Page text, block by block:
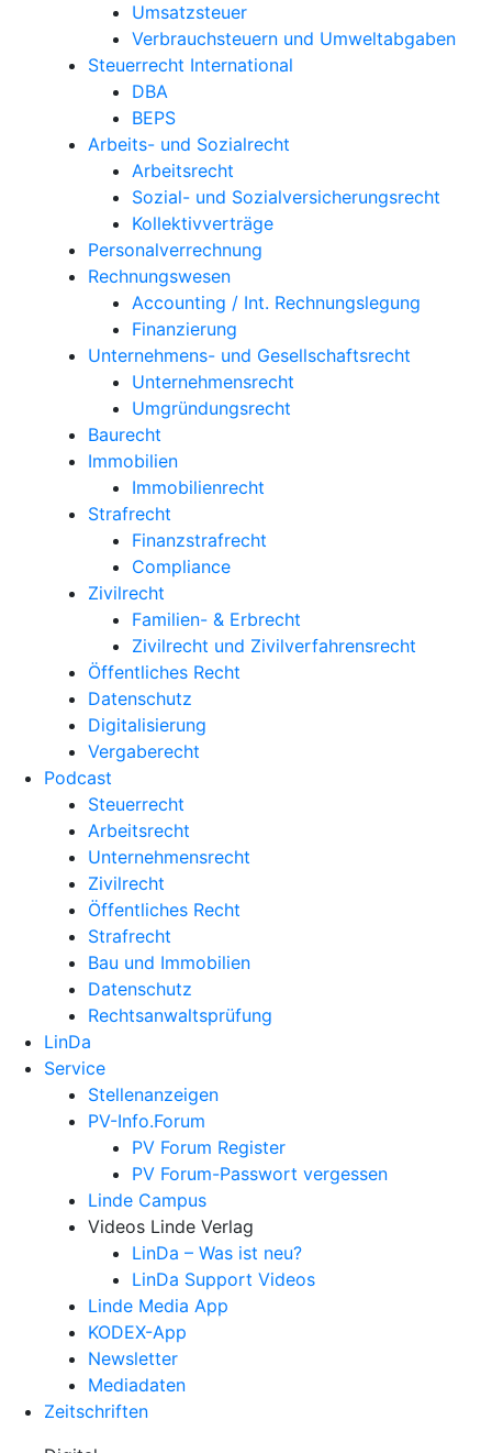
Umsatzsteuer
Verbrauchsteuern und Umweltabgaben
Steuerrecht International
DBA
BEPS
Arbeits- und Sozialrecht
Arbeitsrecht
Sozial- und Sozialversicherungsrecht
Kollektivverträge
Personalverrechnung
Rechnungswesen
Accounting / Int. Rechnungslegung
Finanzierung
Unternehmens- und Gesellschaftsrecht
Unternehmensrecht
Umgründungsrecht
Baurecht
Immobilien
Immobilienrecht
Strafrecht
Finanzstrafrecht
Compliance
Zivilrecht
Familien- & Erbrecht
Zivilrecht und Zivilverfahrensrecht
Öffentliches Recht
Datenschutz
Digitalisierung
Vergaberecht
Podcast
Steuerrecht
Arbeitsrecht
Unternehmens­recht
Zivilrecht
Öffentliches Recht
Strafrecht
Bau und Immobilien
Datenschutz
Rechtsanwalts­prüfung
LinDa
Service
Stellenanzeigen
PV-Info.Forum
PV Forum Register
PV Forum-Passwort vergessen
Linde Campus
Videos Linde Verlag
LinDa – Was ist neu?
LinDa Support Videos
Linde Media App
KODEX-App
Newsletter
Mediadaten
Zeitschriften